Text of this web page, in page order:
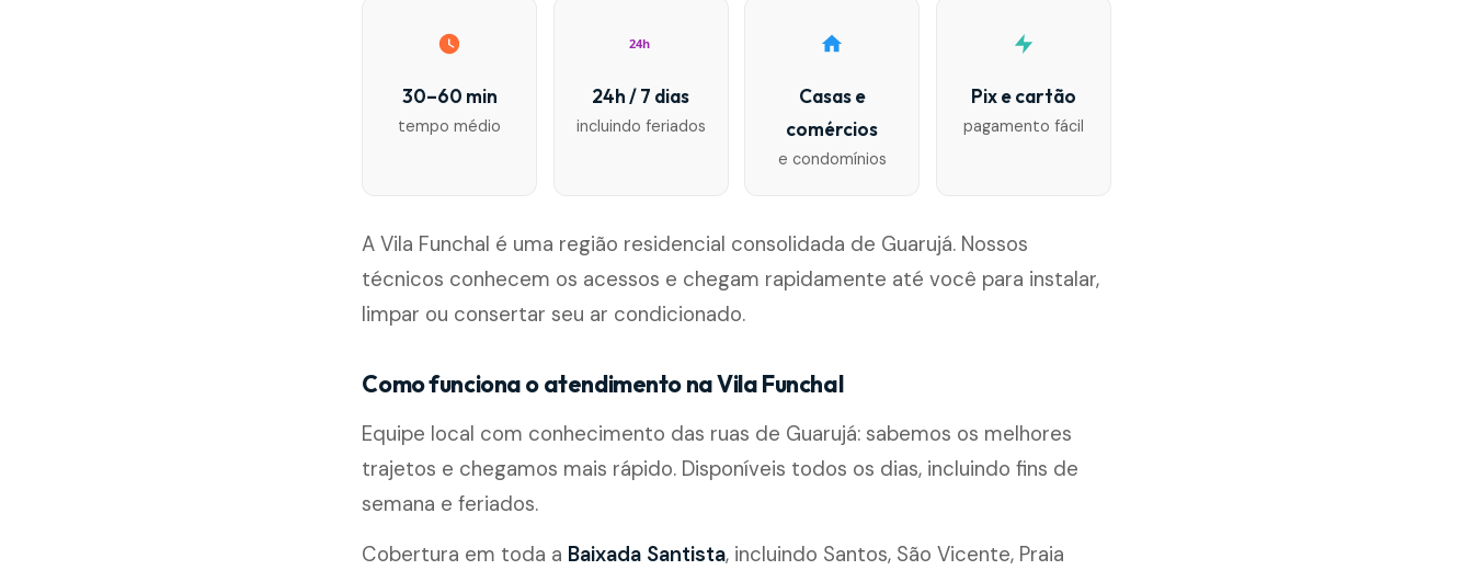
30–60 min
tempo médio
24h
24h / 7 dias
incluindo feriados
Casas e
comércios
e condomínios
Pix e cartão
pagamento fácil
A Vila Funchal é uma região residencial consolidada de Guarujá. Nossos
técnicos conhecem os acessos e chegam rapidamente até você para instalar,
limpar ou consertar seu ar condicionado.
Como funciona o atendimento na Vila Funchal
Equipe local com conhecimento das ruas de Guarujá: sabemos os melhores
trajetos e chegamos mais rápido. Disponíveis todos os dias, incluindo fins de
semana e feriados.
Cobertura em toda a Baixada Santista, incluindo Santos, São Vicente, Praia